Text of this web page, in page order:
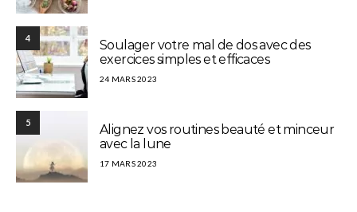
4
Soulager votre mal de dos avec des
exercices simples et efficaces
24 MARS 2023
5
Alignez vos routines beauté et minceur
avec la lune
17 MARS 2023